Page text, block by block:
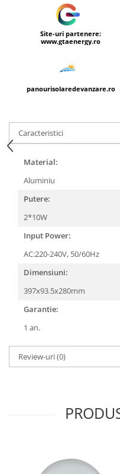
Site-uri partenere:
www.gtaenergy.ro
panourisolaredevanzare.ro
Caracteristici
Material:
Aluminiu
Putere:
2*10W
Input Power:
AC:220-240V, 50/60Hz
Dimensiuni:
397x93.5x280mm
Garantie:
1 an.
Review-uri(0)